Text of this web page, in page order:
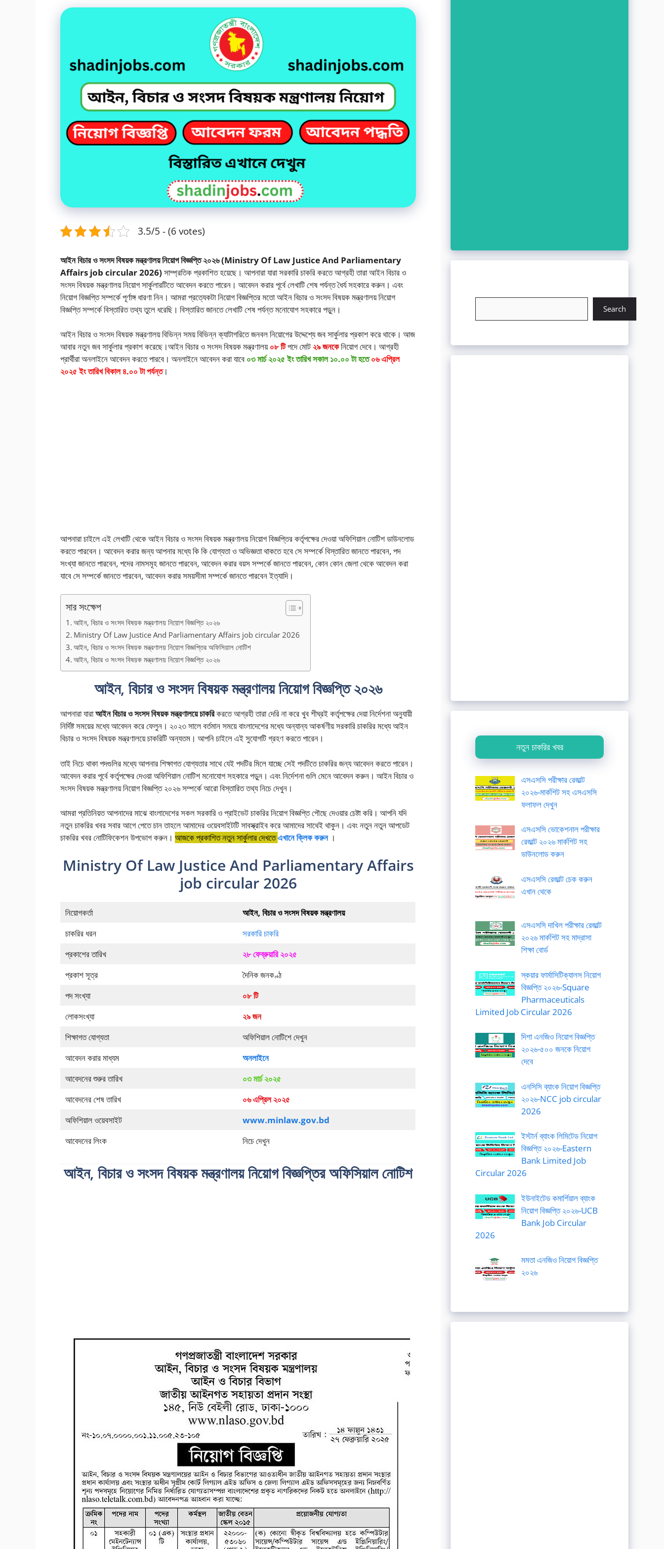
3.5/5 - (6 votes)
আইন বিচার ও সংসদ বিষয়ক মন্ত্রণালয় নিয়োগ বিজ্ঞপ্তি ২০২৬ (Ministry Of Law Justice And Parliamentary
Affairs job circular 2026) সাম্প্রতিক প্রকাশিত হয়েছে। আপনারা যারা সরকারি চাকরি করতে আগ্রহী তারা আইন বিচার ও
সংসদ বিষয়ক মন্ত্রণালয় নিয়োগ সার্কুলারটিতে আবেদন করতে পারেন। আবেদন করার পূর্বে লেখাটি শেষ পর্যন্ত ধৈর্য সহকারে করুন। এবং
নিয়োগ বিজ্ঞপ্তি সম্পর্কে পূর্ণাঙ্গ ধারণা নিন। আমরা প্রত্যেকটা নিয়োগ বিজ্ঞপ্তির মতো আইন বিচার ও সংসদ বিষয়ক মন্ত্রণালয় নিয়োগ
বিজ্ঞপ্তি সম্পর্কে বিস্তারিত তথ্য তুলে ধরেছি। বিস্তারিত জানতে লেখাটি শেষ পর্যন্ত মনোযোগ সহকারে পড়ুন।
আইন বিচার ও সংসদ বিষয়ক মন্ত্রণালয় বিভিন্ন সময় বিভিন্ন ক্যাটাগরিতে জনবল নিয়োগের উদ্দেশ্যে জব সার্কুলার প্রকাশ করে থাকে। আজ
আবার নতুন জব সার্কুলার প্রকাশ করেছে।আইন বিচার ও সংসদ বিষয়ক মন্ত্রণালয়০৮ টিপদে মোট২৯ জনকেনিয়োগ দেবে। আগ্রহী
প্রার্থীরা অনলাইনে আবেদন করতে পারবে। অনলাইনে আবেদন করা যাবে ০৩ মার্চ ২০২৫ ইং তারিখ সকাল ১০.০০ টা হতে ০৬ এপ্রিল
২০২৫ ইং তারিখ বিকাল ৪.০০ টা পর্যন্ত।
আপনারা চাইলে এই লেখাটি থেকে আইন বিচার ও সংসদ বিষয়ক মন্ত্রণালয় নিয়োগ বিজ্ঞপ্তির কর্তৃপক্ষের দেওয়া অফিশিয়াল নোটিশ ডাউনলোড
করতে পারবেন। আবেদন করার জন্য আপনার মধ্যে কি কি যোগ্যতা ও অভিজ্ঞতা থাকতে হবে সে সম্পর্কে বিস্তারিত জানতে পারবেন, পদ
সংখ্যা জানতে পারবেন, পদের নামসমূহ জানতে পারবেন, আবেদন করার বয়স সম্পর্কে জানতে পারবেন, কোন কোন জেলা থেকে আবেদন করা
যাবে সে সম্পর্কে জানতে পারবেন, আবেদন করার সময়সীমা সম্পর্কে জানতে পারবেন ইত্যাদি।
সার সংক্ষেপ
আইন, বিচার ও সংসদ বিষয়ক মন্ত্রণালয় নিয়োগ বিজ্ঞপ্তি ২০২৬
Ministry Of Law Justice And Parliamentary Affairs job circular 2026
আইন, বিচার ও সংসদ বিষয়ক মন্ত্রণালয় নিয়োগ বিজ্ঞপ্তির অফিসিয়াল নোটিশ
আইন, বিচার ও সংসদ বিষয়ক মন্ত্রণালয় নিয়োগ বিজ্ঞপ্তি ২০২৬
আইন, বিচার ও সংসদ বিষয়ক মন্ত্রণালয় নিয়োগ বিজ্ঞপ্তি ২০২৬
আপনারা যারাআইন বিচার ও সংসদ বিষয়ক মন্ত্রণালয়ে চাকরিকরতে আগ্রহী তারা দেরি না করে খুব শীঘ্রই কর্তৃপক্ষের দেয়া নির্দেশনা অনুযায়ী
নির্দিষ্ট সময়ের মধ্যে আবেদন করে ফেলুন। ২০২৩ সালে বর্তমান সময়ে বাংলাদেশের মধ্যে অন্যান্য আকর্ষণীয় সরকারি চাকরির মধ্যে আইন
বিচার ও সংসদ বিষয়ক মন্ত্রণালয়ে চাকরিটি অন্যতম। আপনি চাইলে এই সুযোগটি গ্রহণ করতে পারেন।
তাই নিচে থাকা পদগুলির মধ্যে আপনার শিক্ষাগত যোগ্যতার সাথে যেই পদটির মিলে যাচ্ছে সেই পদটিতে চাকরির জন্য আবেদন করতে পারেন।
আবেদন করার পূর্বে কর্তৃপক্ষের দেওয়া অফিশিয়াল নোটিশ মনোযোগ সহকারে পড়ুন। এবং নির্দেশনা গুলি মেনে আবেদন করুন। আইন বিচার ও
সংসদ বিষয়ক মন্ত্রণালয় নিয়োগ বিজ্ঞপ্তি ২০২৬ সম্পর্কে আরো বিস্তারিত তথ্য নিচে দেখুন।
আমরা প্রতিনিয়ত আপনাদের মাঝে বাংলাদেশের সকল সরকারি ও প্রাইভেট চাকরির নিয়োগ বিজ্ঞপ্তি পৌছে দেওয়ার চেষ্টা করি। আপনি যদি
নতুন চাকরির খবর সবার আগে পেতে চান তাহলে আমাদের ওয়েবসাইটটি সাবস্ক্রাইব করে আমাদের সাথেই থাকুন। এবং নতুন নতুন আপডেট
চাকরির খবর নোটিফিকেশন উপভোগ করুন। আজকে প্রকাশিত নতুন সার্কুলার দেখতেএখানে ক্লিক করুন।
Ministry Of Law Justice And Parliamentary Affairs
job circular 2026
নিয়োগকর্তা
আইন, বিচার ও সংসদ বিষয়ক মন্ত্রণালয়
চাকরির ধরন
সরকারি চাকরি
প্রকাশের তারিখ
২৮ ফেব্রুয়ারি ২০২৫
প্রকাশ সূত্র
দৈনিক জনকণ্ঠ
পদ সংখ্যা
০৮ টি
লোকসংখ্যা
২৯ জন
শিক্ষাগত যোগ্যতা
অফিশিয়াল নোটিশে দেখুন
আবেদন করার মাধ্যম
অনলাইনে
আবেদনের শুরুর তারিখ
০৩ মার্চ ২০২৫
আবেদনের শেষ তারিখ
০৬ এপ্রিল ২০২৫
অফিশিয়াল ওয়েবসাইট
www.minlaw.gov.bd
আবেদনের লিংক
নিচে দেখুন
আইন, বিচার ও সংসদ বিষয়ক মন্ত্রণালয় নিয়োগ বিজ্ঞপ্তির অফিসিয়াল নোটিশ
Search
নতুন চাকরির খবর
এসএসসি পরীক্ষার রেজাল্ট
২০২৬-মার্কশিট সহ এসএসসি
ফলাফল দেখুন
এসএসসি ভোকেশনাল পরীক্ষার
রেজাল্ট ২০২৬ মার্কশিট সহ
ডাউনলোড করুন
এসএসসি রেজাল্ট চেক করুন
এখান থেকে
এসএসসি দাখিল পরীক্ষার রেজাল্ট
২০২৬ মার্কশিট সহ মাদ্রাসা
শিক্ষা বোর্ড
স্কয়ার ফার্মাসিটিক্যালস নিয়োগ
বিজ্ঞপ্তি ২০২৬-Square
Pharmaceuticals
Limited Job Circular 2026
দিশা এনজিও নিয়োগ বিজ্ঞপ্তি
২০২৬-৫০০ জনকে নিয়োগ
দেবে
এনসিসি ব্যাংক নিয়োগ বিজ্ঞপ্তি
২০২৬-NCC job circular
2026
ইস্টার্ন ব্যাংক লিমিটেড নিয়োগ
বিজ্ঞপ্তি ২০২৬-Eastern
Bank Limited Job
Circular 2026
ইউনাইটেড কমার্শিয়াল ব্যাংক
নিয়োগ বিজ্ঞপ্তি ২০২৬-UCB
Bank Job Circular
2026
মমতা এনজিও নিয়োগ বিজ্ঞপ্তি
২০২৬